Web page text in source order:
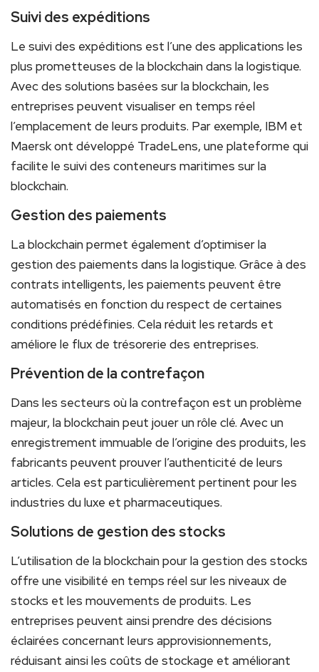
Suivi‌ des expéditions
Le​ suivi des‌ expéditions est l’une des applications‍ les
plus prometteuses⁤ de la blockchain dans la logistique.
Avec des solutions basées⁢ sur la​ blockchain,‌ les
entreprises peuvent visualiser en temps réel
l’emplacement de leurs produits. Par exemple, ⁣IBM et
Maersk ‌ont développé TradeLens, une plateforme qui
facilite le suivi des conteneurs maritimes sur la⁤
blockchain.
Gestion des paiements
La blockchain permet ⁣également d’optimiser la
gestion des paiements dans la logistique. Grâce à des
contrats ​intelligents, les paiements peuvent être
automatisés en fonction du respect de certaines
conditions prédéfinies. Cela réduit les⁣ retards et
améliore le flux​ de trésorerie des ​entreprises.
Prévention de la contrefaçon
Dans les ⁣secteurs où la contrefaçon est un problème
majeur, ‌la ‌blockchain peut ​jouer un rôle ‍clé. Avec un⁣
enregistrement ⁤immuable de l’origine des produits, les
fabricants peuvent prouver l’authenticité de leurs
articles. Cela est particulièrement pertinent pour les⁣
industries du luxe et pharmaceutiques.
Solutions de⁣ gestion​ des stocks
L’utilisation de la blockchain pour la ⁤gestion des stocks
offre une⁢ visibilité en temps réel sur ‍les niveaux de
stocks‍ et les mouvements de produits. Les
entreprises peuvent ainsi prendre des décisions
éclairées concernant leurs approvisionnements,
réduisant ainsi les coûts ‍de ⁢stockage​ et ⁢améliorant